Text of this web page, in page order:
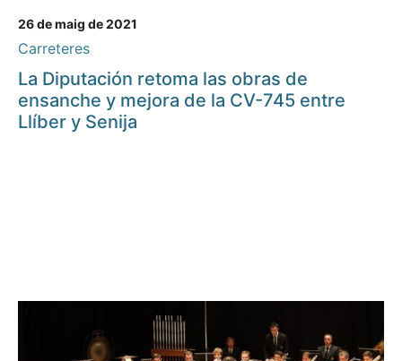
26 de maig de 2021
Carreteres
La Diputación retoma las obras de
ensanche y mejora de la CV-745 entre
Llíber y Senija